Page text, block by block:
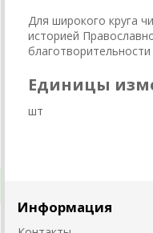
Для широкого круга
историей
Единицы
шт
Информация